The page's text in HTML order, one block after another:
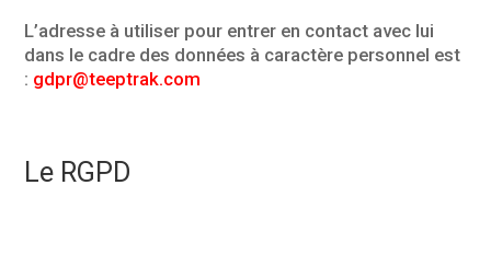
L’adresse à utiliser pour entrer en contact avec lui
dans le cadre des données à caractère personnel est
: gdpr@teeptrak.com
Le RGPD